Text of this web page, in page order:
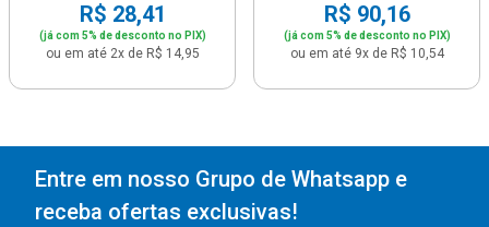
R$ 28,41
(já com 5% de desconto no PIX)
ou em até 2x de R$ 14,95
R$ 90,16
(já com 5% de desconto no PIX)
ou em até 9x de R$ 10,54
Entre em nosso Grupo de Whatsapp e
receba ofertas exclusivas!